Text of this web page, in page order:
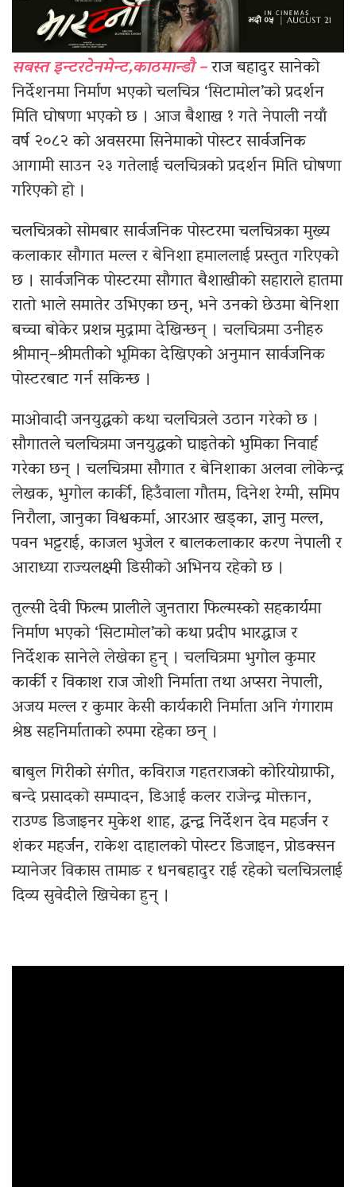
सबस्त इन्टरटेनमेन्ट,काठमान्डौ –राज बहादुर सानेको
निर्देशनमा निर्माण भएको चलचित्र ‘सिटामोल’को प्रदर्शन
मिति घोषणा भएको छ । आज बैशाख १ गते नेपाली नयाँ
वर्ष २०८२ को अवसरमा सिनेमाको पोस्टर सार्वजनिक
आगामी साउन २३ गतेलाई चलचित्रको प्रदर्शन मिति घोषणा
गरिएको हो ।
चलचित्रको सोमबार सार्वजनिक पोस्टरमा चलचित्रका मुख्य
कलाकार सौगात मल्ल र बेनिशा हमाललाई प्रस्तुत गरिएको
छ । सार्वजनिक पोस्टरमा सौगात बैशाखीको सहाराले हातमा
रातो भाले समातेर उभिएका छन्, भने उनको छेउमा बेनिशा
बच्चा बोकेर प्रशन्न मुद्रामा देखिन्छन् । चलचित्रमा उनीहरु
श्रीमान्–श्रीमतीको भूमिका देखिएको अनुमान सार्वजनिक
पोस्टरबाट गर्न सकिन्छ ।
माओवादी जनयुद्धको कथा चलचित्रले उठान गरेको छ ।
सौगातले चलचित्रमा जनयुद्धको घाइतेको भुमिका निवार्ह
गरेका छन् । चलचित्रमा सौगात र बेनिशाका अलवा लोकेन्द्र
लेखक, भुगोल कार्की, हिउँवाला गौतम, दिनेश रेग्मी, समिप
निरौला, जानुका विश्वकर्मा, आरआर खड्का, ज्ञानु मल्ल,
पवन भट्टराई, काजल भुजेल र बालकलाकार करण नेपाली र
आराध्या राज्यलक्ष्मी डिसीको अभिनय रहेको छ ।
तुल्सी देवी फिल्म प्रालीले जुनतारा फिल्मस्को सहकार्यमा
निर्माण भएको ‘सिटामोल’को कथा प्रदीप भारद्धाज र
निर्देशक सानेले लेखेका हुन् । चलचित्रमा भुगोल कुमार
कार्की र विकाश राज जोशी निर्माता तथा अप्सरा नेपाली,
अजय मल्ल र कुमार केसी कार्यकारी निर्माता अनि गंगाराम
श्रेष्ठ सहनिर्माताको रुपमा रहेका छन् ।
बाबुल गिरीको संगीत, कविराज गहतराजको कोरियोग्राफी,
बन्दे प्रसादको सम्पादन, डिआई कलर राजेन्द्र मोक्तान,
राउण्ड डिजाइनर मुकेश शाह, द्धन्द्व निर्देशन देव महर्जन र
शंकर महर्जन, राकेश दाहालको पोस्टर डिजाइन, प्रोडक्सन
म्यानेजर विकास तामाङ र धनबहादुर राई रहेको चलचित्रलाई
दिव्य सुवेदीले खिचेका हुन् ।